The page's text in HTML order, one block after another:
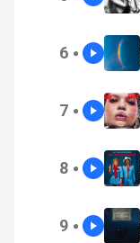
6 ●
7 ●
8 ●
9 ●